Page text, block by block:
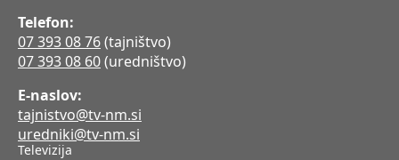
Telefon:
07 393 08 76(tajništvo)
07 393 08 60(uredništvo)
E-naslov:
tajnistvo@tv-nm.si
uredniki@tv-nm.si
Televizija